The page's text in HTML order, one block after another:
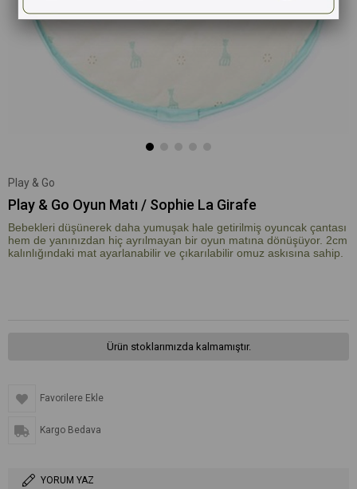
Play & Go
Play & Go Oyun Matı / Sophie La Girafe
Bebekleri düşünerek daha yumuşak hale getirilmiş oyuncak çantası
hem de yanınızdan hiç ayrılmayan bir oyun matına dönüşüyor. 2cm
kalınlığındaki mat ayarlanabilir ve çıkarılabilir omuz askısına sahip.
Ürün stoklarımızda kalmamıştır.
Favorilere Ekle
Kargo Bedava
YORUM YAZ